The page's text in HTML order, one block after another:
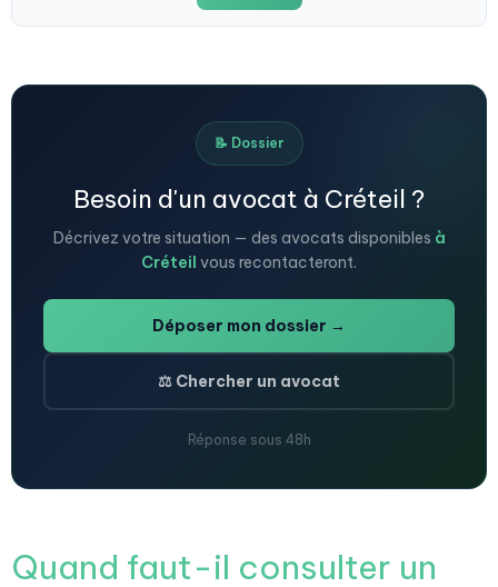
📝 Dossier
Besoin d'un avocat à Créteil ?
Décrivez votre situation — des avocats disponibles à
Créteil vous recontacteront.
Déposer mon dossier →
⚖️ Chercher un avocat
Réponse sous 48h
Quand faut-il consulter un